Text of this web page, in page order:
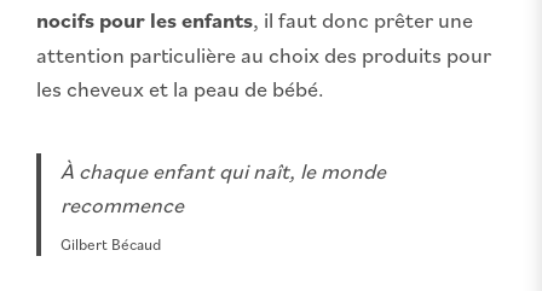
nocifs pour les enfants, il faut donc prêter une
attention particulière au choix des produits pour
les cheveux et la peau de bébé.
À chaque enfant qui naît, le monde
recommence
Gilbert Bécaud